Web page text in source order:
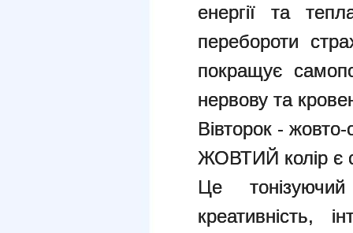
енергії та
перебороти
покращує
нервову та
Вівторок -
ЖОВТИЙ колір є
Це
креативність,